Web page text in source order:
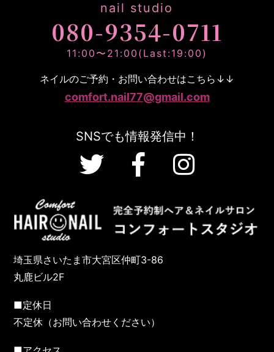
nail studio
080-9354-0711
11:00〜21:00(Last:19:00)
ネイルのご予約・お問い合わせはこちら↓↓
comfort.nail77@gmail.com
SNSでも情報発信中！
埼玉県さいたま市大宮区仲町3-86
丸鹿ビル2F
■定休日
不定休（お問い合わせください）